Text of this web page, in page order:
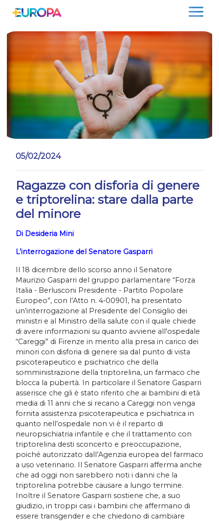
05/02/2024
Ragazzə con disforia di genere
e triptorelina: stare dalla parte
del minore
Di Desideria Mini
L’interrogazione del Senatore Gasparri
Il 18 dicembre dello scorso anno il Senatore
Maurizio Gasparri del gruppo parlamentare “Forza
Italia - Berlusconi Presidente - Partito Popolare
Europeo”, con l’Atto n. 4-00901, ha presentato
un’interrogazione al Presidente del Consiglio dei
ministri e al Ministro della salute con il quale chiede
di avere informazioni su quanto avviene all'ospedale
“Careggi” di Firenze in merito alla presa in carico dei
minori con disforia di genere sia dal punto di vista
psicoterapeutico e psichiatrico che della
somministrazione della triptorelina, un farmaco che
blocca la pubertà. In particolare il Senatore Gasparri
asserisce che gli è stato riferito che ai bambini di età
media di 11 anni che si recano a Careggi non venga
fornita assistenza psicoterapeutica e psichiatrica in
quanto nell’ospedale non vi è il reparto di
neuropsichiatria infantile e che il trattamento con
triptorelina desti sconcerto e preoccupazione,
poiché autorizzato dall’Agenzia europea del farmaco
a uso veterinario. Il Senatore Gasparri afferma anche
che ad oggi non sarebbero noti i danni che la
triptorelina potrebbe causare a lungo termine.
Inoltre il Senatore Gasparri sostiene che, a suo
giudizio, in troppi casi i bambini che affermano di
essere transgender e che chiedono di cambiare